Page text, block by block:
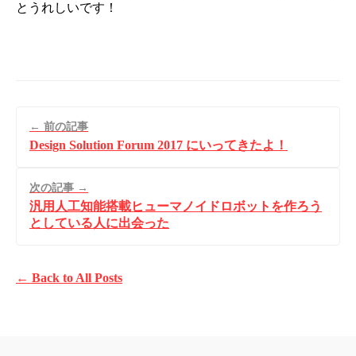
とうれしいです！
← 前の記事
Design Solution Forum 2017 にいってきたよ！
次の記事 →
汎用人工知能搭載ヒューマノイドロボットを作ろう
としている人に出会った
← Back to All Posts